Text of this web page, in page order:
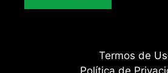
Termos de
Política de